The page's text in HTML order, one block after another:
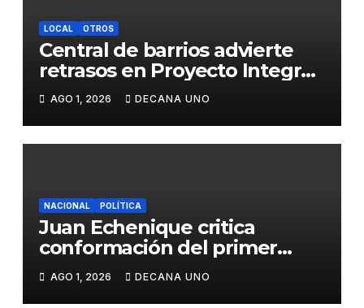
LOCAL OTROS
Central de barrios advierte
retrasos en Proyecto Integral
de Agua y Alcantarillado para
Juliaca
AGO 1, 2026 DECANA UNO
NACIONAL POLÍTICA
Juan Echenique critica
conformación del primer
gabinete ministerial de Keiko
Fujimori
AGO 1, 2026 DECANA UNO